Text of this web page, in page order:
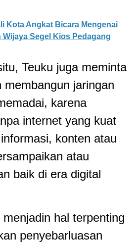
Kota Angkat Bicara Mengenai
Segel Kios Pedagang
Teuku juga meminta
membangun jaringan
karena
internet yang kuat
konten atau
atau
baik di era digital
menjadin hal terpenting
penyebarluasan